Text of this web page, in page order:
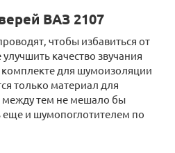
ВАЗ 2107
чтобы избавиться от
качество звучания
комплекте для шумоизоляции
только материал для
тем не мешало бы
еще и шумопоглотителем по